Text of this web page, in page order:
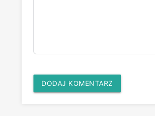
DODAJ KOMENTARZ